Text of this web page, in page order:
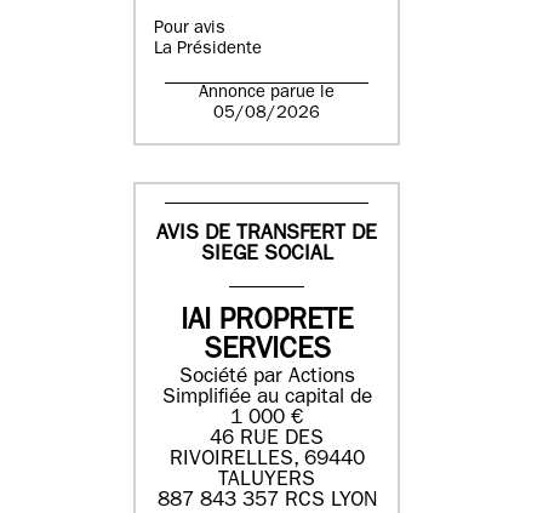
Pour avis
La Présidente
Annonce parue le
05/08/2026
AVIS DE TRANSFERT DE
SIEGE SOCIAL
IAI PROPRETE
SERVICES
Société par Actions
Simplifiée au capital de
1 000 €
46 RUE DES
RIVOIRELLES, 69440
TALUYERS
887 843 357 RCS LYON